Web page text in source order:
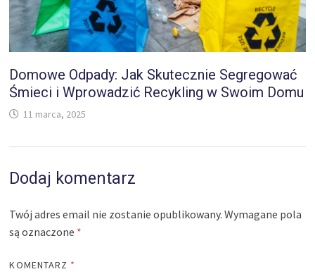
Domowe Odpady: Jak Skutecznie Segregować
Śmieci i Wprowadzić Recykling w Swoim Domu
11 marca, 2025
Dodaj komentarz
Twój adres email nie zostanie opublikowany. Wymagane pola
są oznaczone *
KOMENTARZ *